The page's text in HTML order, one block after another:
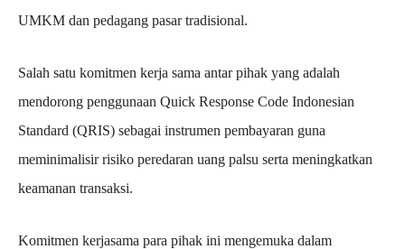
UMKM dan pedagang pasar tradisional.
Salah satu komitmen kerja sama antar pihak yang adalah
mendorong penggunaan Quick Response Code Indonesian
Standard (QRIS) sebagai instrumen pembayaran guna
meminimalisir risiko peredaran uang palsu serta meningkatkan
keamanan transaksi.
Komitmen kerjasama para pihak ini mengemuka dalam